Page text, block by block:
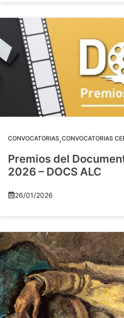
CONVOCATORIAS,CONVOCATORIAS
Premios del
2026 – DOCS ALC
26/01/2026